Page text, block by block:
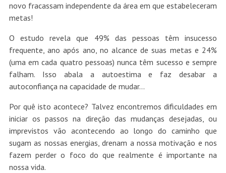
novo fracassam independente da área em que estabeleceram
metas!
O estudo revela que 49% das pessoas têm insucesso
frequente, ano após ano, no alcance de suas metas e 24%
(uma em cada quatro pessoas) nunca têm sucesso e sempre
falham. Isso abala a autoestima e faz desabar a
autoconfiança na capacidade de mudar…
Por quê isto acontece? Talvez encontremos dificuldades em
iniciar os passos na direção das mudanças desejadas, ou
imprevistos vão acontecendo ao longo do caminho que
sugam as nossas energias, drenam a nossa motivação e nos
fazem perder o foco do que realmente é importante na
nossa vida.